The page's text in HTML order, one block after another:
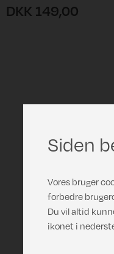
DKK 149,00
Siden
Vores bruger
forbedre
Du vil altid
ikonet i